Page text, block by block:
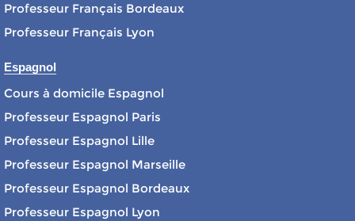
Professeur Français Bordeaux
Professeur Français Lyon
Espagnol
Cours à domicile Espagnol
Professeur Espagnol Paris
Professeur Espagnol Lille
Professeur Espagnol Marseille
Professeur Espagnol Bordeaux
Professeur Espagnol Lyon